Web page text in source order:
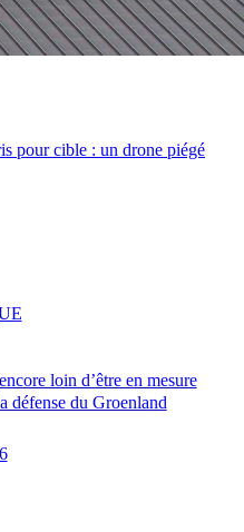
pour cible : un drone piégé
loin d’être en mesure
défense du Groenland